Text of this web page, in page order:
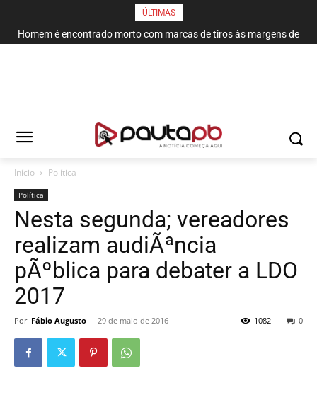
ÚLTIMAS
Homem é encontrado morto com marcas de tiros às margens de
rodovia em Campina Grande
Início Política
Política
Nesta segunda; vereadores
realizam audiÃªncia
pÃºblica para debater a LDO
2017
Por Fábio Augusto - 29 de maio de 2016 0
1082